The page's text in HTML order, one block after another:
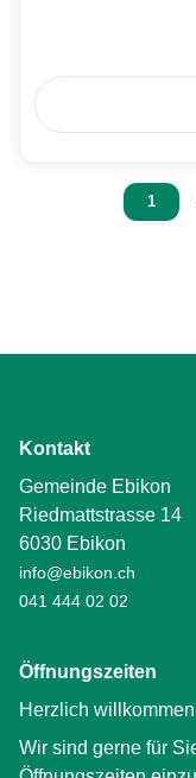
Vous
1
Kontakt
Gemeinde Ebikon
Riedmattstrasse 14
6030 Ebikon
info@ebikon.ch
041 444 02 02
Öffnungszeiten
Herzlich
Wir sind gerne für